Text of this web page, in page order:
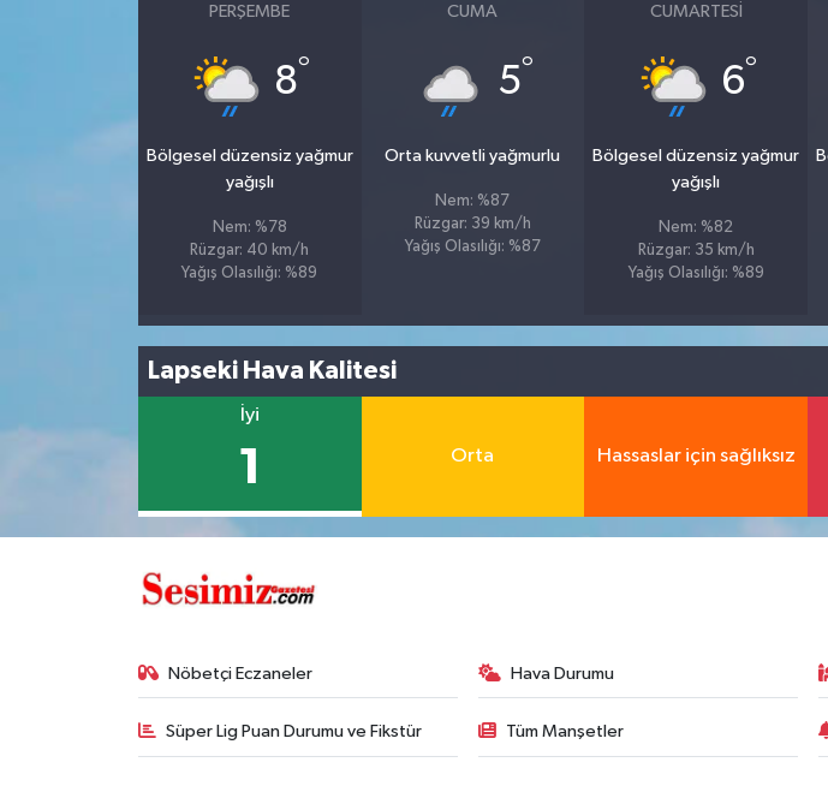
PERŞEMBE
8°
Bölgesel düzensiz yağmur
yağışlı
Nem: %78
Rüzgar: 40 km/h
Yağış Olasılığı: %89
CUMA
5°
Orta kuvvetli yağmurlu
Nem: %87
Rüzgar: 39 km/h
Yağış Olasılığı: %87
CUMARTESI
6°
Bölgesel düzensiz yağmur
yağışlı
Nem: %82
Rüzgar: 35 km/h
Yağış Olasılığı: %89
Lapseki Hava Kalitesi
İyi
1 Orta Hassaslar için sağlıksız
Nöbetçi Eczaneler Hava Durumu
Süper Lig Puan Durumu ve Fikstür Tüm Manşetler